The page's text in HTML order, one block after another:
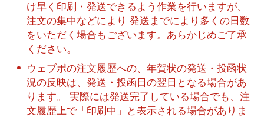
け早く印刷・発送できるよう作業を行いますが、
注文の集中などにより 発送までにより多くの日数
をいただく場合もございます。あらかじめご了承
ください。
ウェブポの注文履歴への、年賀状の発送・投函状
況の反映は、発送・投函日の翌日となる場合があ
ります。 実際には発送完了している場合でも、注
文履歴上で「印刷中」と表示される場合がありま